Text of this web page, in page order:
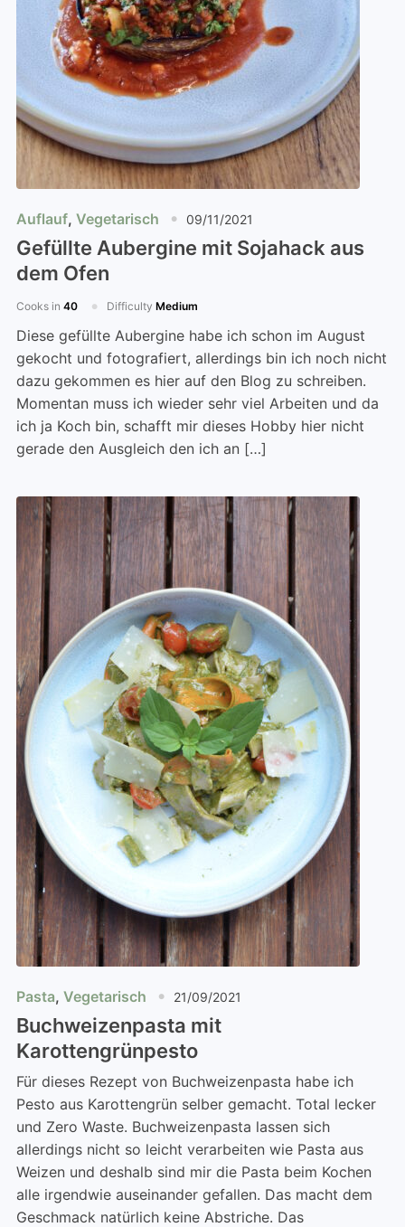
Auflauf, Vegetarisch 09/11/2021
Gefüllte Aubergine mit Sojahack aus
dem Ofen
Cooks in 40 Difficulty Medium
Diese gefüllte Aubergine habe ich schon im August
gekocht und fotografiert, allerdings bin ich noch nicht
dazu gekommen es hier auf den Blog zu schreiben.
Momentan muss ich wieder sehr viel Arbeiten und da
ich ja Koch bin, schafft mir dieses Hobby hier nicht
gerade den Ausgleich den ich an […]
Pasta, Vegetarisch 21/09/2021
Buchweizenpasta mit
Karottengrünpesto
Für dieses Rezept von Buchweizenpasta habe ich
Pesto aus Karottengrün selber gemacht. Total lecker
und Zero Waste. Buchweizenpasta lassen sich
allerdings nicht so leicht verarbeiten wie Pasta aus
Weizen und deshalb sind mir die Pasta beim Kochen
alle irgendwie auseinander gefallen. Das macht dem
Geschmack natürlich keine Abstriche. Das